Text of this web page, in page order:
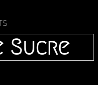
Sucre